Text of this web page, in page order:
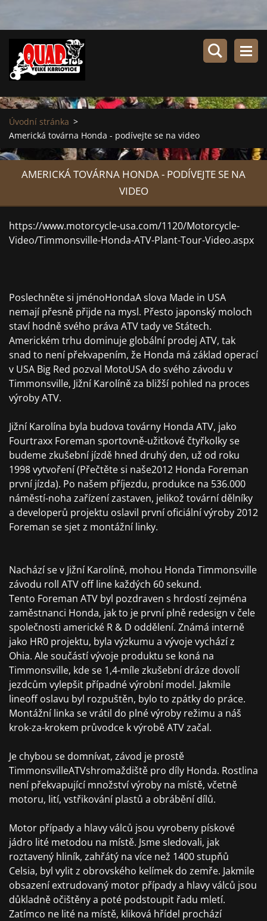
Úvodní stránka >
Americká továrna Honda - podívejte se na video
AMERICKÁ TOVÁRNA HONDA - PODÍVEJTE SE NA
VIDEO
https://www.motorcycle-usa.com/1120/Motorcycle-
Video/Timmonsville-Honda-ATV-Plant-Tour-Video.aspx
Poslechněte si jménoHondaA slova Made in USA
nemají přesně přijde na mysl. Přesto japonský moloch
staví hodně svého práva ATV tady ve Státech.
Americkém trhu dominuje globální prodej ATV, tak
snad to není překvapením, že Honda má základ operací
v USA Big Red pozval MotoUSA do svého závodu v
Timmonsville, Jižní Karolíně za bližší pohled na proces
výroby ATV.
Jižní Karolína byla budova továrny Honda ATV, jako
Fourtraxx Foreman sportovně-užitkové čtyřkolky se
budeme zkušební jízdě hned druhý den, už od roku
1998 vytvoření (Přečtěte si naše2012 Honda Foreman
první jízda). Po našem příjezdu, produkce na 536.000
náměstí-noha zařízení zastaven, jelikož tovární dělníky
a developerů projektu oslavil první oficiální výroby 2012
Foreman se sjet z montážní linky.
Nachází se v Jižní Karolíně, mohou Honda Timmonsville
závodu roll ATV off line každých 60 sekund.
Tento Foreman ATV byl pozdraven s hrdostí zejména
zaměstnanci Honda, jak to je první plně redesign v čele
společnosti americké R & D oddělení. Známá interně
jako HR0 projektu, byla výzkumu a vývoje vychází z
Ohia. Ale součástí vývoje produktu se koná na
Timmonsville, kde se 1,4-míle zkušební dráze dovolí
jezdcům vylepšit případné výrobní model. Jakmile
lineoff oslavu byl rozpuštěn, bylo to zpátky do práce.
Montážní linka se vrátil do plné výroby režimu a náš
krok-za-krokem průvodce k výrobě ATV začal.
Je chybou se domnívat, závod je prostě
TimmonsvilleATVshromaždiště pro díly Honda. Rostlina
není překvapující množství výroby na místě, včetně
motoru, lití, vstřikování plastů a obrábění dílů.
Motor případy a hlavy válců jsou vyrobeny pískové
jádro lité metodou na místě. Jsme sledovali, jak
roztavený hliník, zahřátý na více než 1400 stupňů
Celsia, byl vylit z obrovského kelímek do zemře. Jakmile
obsazení extrudovaný motor případy a hlavy válců jsou
důkladně očištěny a poté podstoupit řadu mletí.
Zatímco ne lité na místě, kliková hřídel prochází